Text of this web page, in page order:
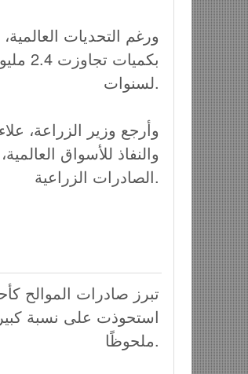
لسنوات.
وأرجع وزير الزراعة،
والنفاذ للأسواق
الصادرات الزراعية.
استحوذت على نسبة
ملحوظًا.